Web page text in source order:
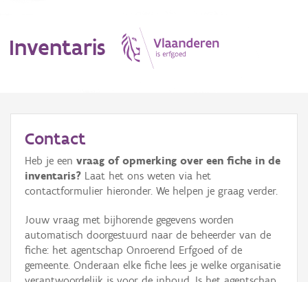
Inventaris
Erfgoedobject
Aanduidingsobject
Waarneming
Thema
Contact
Heb je een vraag of opmerking over een fiche in de
inventaris? Laat het ons weten via het
contactformulier hieronder. We helpen je graag verder.
Jouw vraag met bijhorende gegevens worden
automatisch doorgestuurd naar de beheerder van de
fiche: het agentschap Onroerend Erfgoed of de
gemeente. Onderaan elke fiche lees je welke organisatie